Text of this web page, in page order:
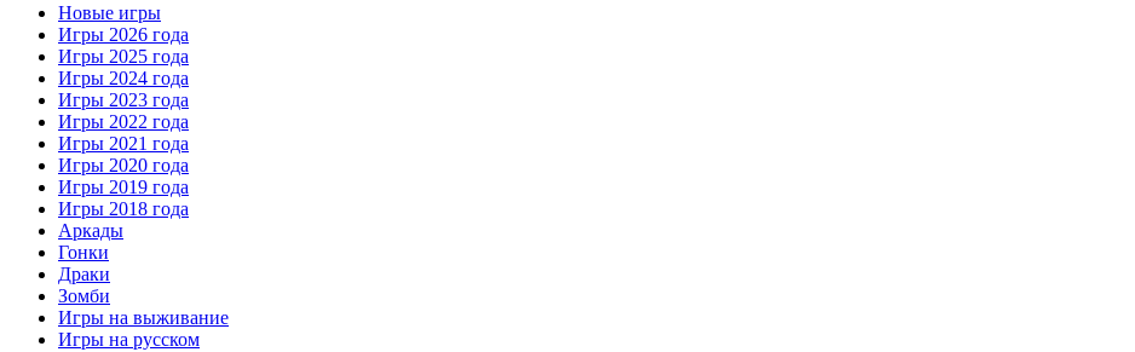
Новые игры
Игры 2026 года
Игры 2025 года
Игры 2024 года
Игры 2023 года
Игры 2022 года
Игры 2021 года
Игры 2020 года
Игры 2019 года
Игры 2018 года
Аркады
Гонки
Драки
Зомби
Игры на выживание
Игры на русском